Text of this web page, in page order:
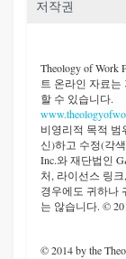
저작권
Theology of Work
트 온라인 자료
할 수 있습니다.
비영리적 목적 범
신)하고 수정(각
Inc.와 재단법인
처, 라이선스 링
경우에도 귀하나
는 않습니다. ©
© 2014 by the